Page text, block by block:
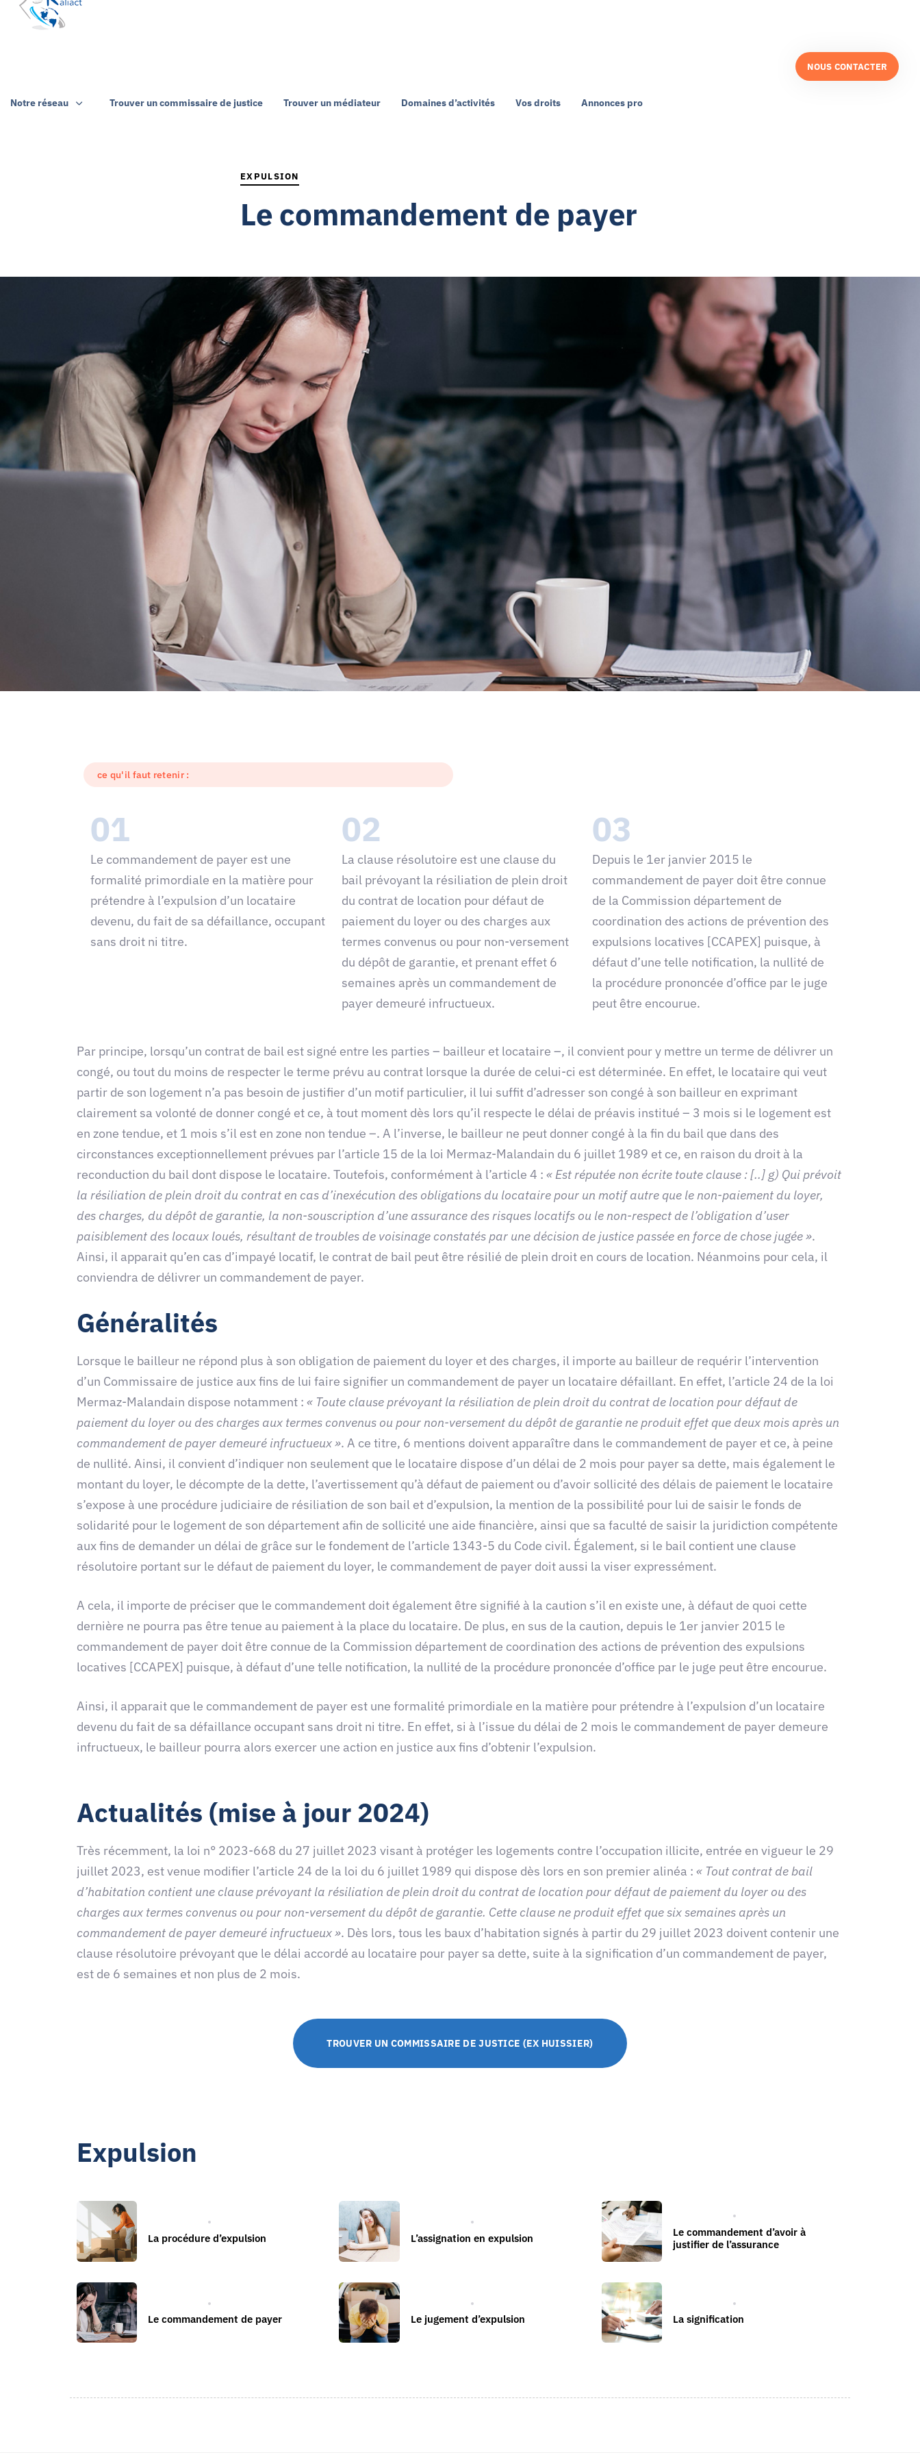
Notre réseau Trouver un commissaire de justice Trouver un médiateur Domaines d’activités Vos droits Annonces pro
NOUS CONTACTER
EXPULSION
Le commandement de payer
ce qu'il faut retenir :
01
Le commandement de payer est une
formalité primordiale en la matière pour
prétendre à l’expulsion d’un locataire
devenu, du fait de sa défaillance, occupant
sans droit ni titre.
02
La clause résolutoire est une clause du
bail prévoyant la résiliation de plein droit
du contrat de location pour défaut de
paiement du loyer ou des charges aux
termes convenus ou pour non-versement
du dépôt de garantie, et prenant effet 6
semaines après un commandement de
payer demeuré infructueux.
03
Depuis le 1er janvier 2015 le
commandement de payer doit être connue
de la Commission département de
coordination des actions de prévention des
expulsions locatives [CCAPEX] puisque, à
défaut d’une telle notification, la nullité de
la procédure prononcée d’office par le juge
peut être encourue.
Par principe, lorsqu’un contrat de bail est signé entre les parties – bailleur et locataire –, il convient pour y mettre un terme de délivrer un
congé, ou tout du moins de respecter le terme prévu au contrat lorsque la durée de celui-ci est déterminée. En effet, le locataire qui veut
partir de son logement n’a pas besoin de justifier d’un motif particulier, il lui suffit d’adresser son congé à son bailleur en exprimant
clairement sa volonté de donner congé et ce, à tout moment dès lors qu’il respecte le délai de préavis institué – 3 mois si le logement est
en zone tendue, et 1 mois s’il est en zone non tendue –. A l’inverse, le bailleur ne peut donner congé à la fin du bail que dans des
circonstances exceptionnellement prévues par l’article 15 de la loi Mermaz-Malandain du 6 juillet 1989 et ce, en raison du droit à la
reconduction du bail dont dispose le locataire. Toutefois, conformément à l’article 4 : « Est réputée non écrite toute clause : [..] g) Qui prévoit
la résiliation de plein droit du contrat en cas d’inexécution des obligations du locataire pour un motif autre que le non-paiement du loyer,
des charges, du dépôt de garantie, la non-souscription d’une assurance des risques locatifs ou le non-respect de l’obligation d’user
paisiblement des locaux loués, résultant de troubles de voisinage constatés par une décision de justice passée en force de chose jugée ».
Ainsi, il apparait qu’en cas d’impayé locatif, le contrat de bail peut être résilié de plein droit en cours de location. Néanmoins pour cela, il
conviendra de délivrer un commandement de payer.
Généralités
Lorsque le bailleur ne répond plus à son obligation de paiement du loyer et des charges, il importe au bailleur de requérir l’intervention
d’un Commissaire de justice aux fins de lui faire signifier un commandement de payer un locataire défaillant. En effet, l’article 24 de la loi
Mermaz-Malandain dispose notamment : « Toute clause prévoyant la résiliation de plein droit du contrat de location pour défaut de
paiement du loyer ou des charges aux termes convenus ou pour non-versement du dépôt de garantie ne produit effet que deux mois après un
commandement de payer demeuré infructueux ». A ce titre, 6 mentions doivent apparaître dans le commandement de payer et ce, à peine
de nullité. Ainsi, il convient d’indiquer non seulement que le locataire dispose d’un délai de 2 mois pour payer sa dette, mais également le
montant du loyer, le décompte de la dette, l’avertissement qu’à défaut de paiement ou d’avoir sollicité des délais de paiement le locataire
s’expose à une procédure judiciaire de résiliation de son bail et d’expulsion, la mention de la possibilité pour lui de saisir le fonds de
solidarité pour le logement de son département afin de sollicité une aide financière, ainsi que sa faculté de saisir la juridiction compétente
aux fins de demander un délai de grâce sur le fondement de l’article 1343-5 du Code civil. Également, si le bail contient une clause
résolutoire portant sur le défaut de paiement du loyer, le commandement de payer doit aussi la viser expressément.
A cela, il importe de préciser que le commandement doit également être signifié à la caution s’il en existe une, à défaut de quoi cette
dernière ne pourra pas être tenue au paiement à la place du locataire. De plus, en sus de la caution, depuis le 1er janvier 2015 le
commandement de payer doit être connue de la Commission département de coordination des actions de prévention des expulsions
locatives [CCAPEX] puisque, à défaut d’une telle notification, la nullité de la procédure prononcée d’office par le juge peut être encourue.
Ainsi, il apparait que le commandement de payer est une formalité primordiale en la matière pour prétendre à l’expulsion d’un locataire
devenu du fait de sa défaillance occupant sans droit ni titre. En effet, si à l’issue du délai de 2 mois le commandement de payer demeure
infructueux, le bailleur pourra alors exercer une action en justice aux fins d’obtenir l’expulsion.
Actualités (mise à jour 2024)
Très récemment, la loi n° 2023-668 du 27 juillet 2023 visant à protéger les logements contre l’occupation illicite, entrée en vigueur le 29
juillet 2023, est venue modifier l’article 24 de la loi du 6 juillet 1989 qui dispose dès lors en son premier alinéa : « Tout contrat de bail
d’habitation contient une clause prévoyant la résiliation de plein droit du contrat de location pour défaut de paiement du loyer ou des
charges aux termes convenus ou pour non-versement du dépôt de garantie. Cette clause ne produit effet que six semaines après un
commandement de payer demeuré infructueux ». Dès lors, tous les baux d’habitation signés à partir du 29 juillet 2023 doivent contenir une
clause résolutoire prévoyant que le délai accordé au locataire pour payer sa dette, suite à la signification d’un commandement de payer,
est de 6 semaines et non plus de 2 mois.
TROUVER UN COMMISSAIRE DE JUSTICE (EX HUISSIER)
Expulsion
La procédure d’expulsion L’assignation en expulsion
Le commandement d’avoir à
justifier de l’assurance
Le commandement de payer Le jugement d’expulsion La signification